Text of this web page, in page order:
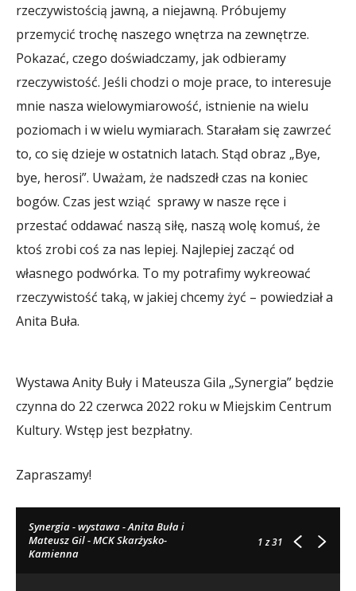
rzeczywistością jawną, a niejawną. Próbujemy
przemycić trochę naszego wnętrza na zewnętrze.
Pokazać, czego doświadczamy, jak odbieramy
rzeczywistość. Jeśli chodzi o moje prace, to interesuje
mnie nasza wielowymiarowość, istnienie na wielu
poziomach i w wielu wymiarach. Starałam się zawrzeć
to, co się dzieje w ostatnich latach. Stąd obraz „Bye,
bye, herosi”. Uważam, że nadszedł czas na koniec
bogów. Czas jest wziąć sprawy w nasze ręce i
przestać oddawać naszą siłę, naszą wolę komuś, że
ktoś zrobi coś za nas lepiej. Najlepiej zacząć od
własnego podwórka. To my potrafimy wykreować
rzeczywistość taką, w jakiej chcemy żyć – powiedział a
Anita Buła.
Wystawa Anity Buły i Mateusza Gila „Synergia” będzie
czynna do 22 czerwca 2022 roku w Miejskim Centrum
Kultury. Wstęp jest bezpłatny.
Zapraszamy!
Synergia - wystawa - Anita Buła i
Mateusz Gil - MCK Skarżysko-
Kamienna
1z 31